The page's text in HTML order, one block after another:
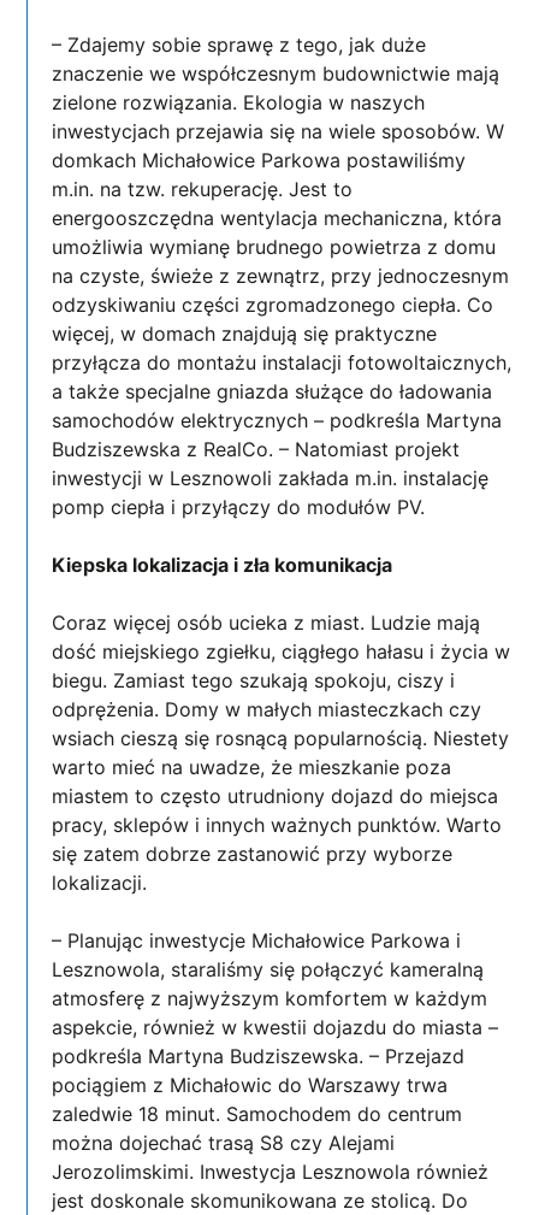
– Zdajemy sobie sprawę z tego, jak duże
znaczenie we współczesnym budownictwie mają
zielone rozwiązania. Ekologia w naszych
inwestycjach przejawia się na wiele sposobów. W
domkach Michałowice Parkowa postawiliśmy
m.in. na tzw. rekuperację. Jest to
energooszczędna wentylacja mechaniczna, która
umożliwia wymianę brudnego powietrza z domu
na czyste, świeże z zewnątrz, przy jednoczesnym
odzyskiwaniu części zgromadzonego ciepła. Co
więcej, w domach znajdują się praktyczne
przyłącza do montażu instalacji fotowoltaicznych,
a także specjalne gniazda służące do ładowania
samochodów elektrycznych – podkreśla Martyna
Budziszewska z RealCo. – Natomiast projekt
inwestycji w Lesznowoli zakłada m.in. instalację
pomp ciepła i przyłączy do modułów PV.
Kiepska lokalizacja i zła komunikacja
Coraz więcej osób ucieka z miast. Ludzie mają
dość miejskiego zgiełku, ciągłego hałasu i życia w
biegu. Zamiast tego szukają spokoju, ciszy i
odprężenia. Domy w małych miasteczkach czy
wsiach cieszą się rosnącą popularnością. Niestety
warto mieć na uwadze, że mieszkanie poza
miastem to często utrudniony dojazd do miejsca
pracy, sklepów i innych ważnych punktów. Warto
się zatem dobrze zastanowić przy wyborze
lokalizacji.
– Planując inwestycje Michałowice Parkowa i
Lesznowola, staraliśmy się połączyć kameralną
atmosferę z najwyższym komfortem w każdym
aspekcie, również w kwestii dojazdu do miasta –
podkreśla Martyna Budziszewska. – Przejazd
pociągiem z Michałowic do Warszawy trwa
zaledwie 18 minut. Samochodem do centrum
można dojechać trasą S8 czy Alejami
Jerozolimskimi. Inwestycja Lesznowola również
jest doskonale skomunikowana ze stolicą. Do